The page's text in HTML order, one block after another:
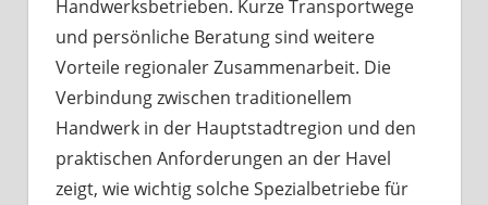
Handwerksbetrieben. Kurze Transportwege
und persönliche Beratung sind weitere
Vorteile regionaler Zusammenarbeit. Die
Verbindung zwischen traditionellem
Handwerk in der Hauptstadtregion und den
praktischen Anforderungen an der Havel
zeigt, wie wichtig solche Spezialbetriebe für